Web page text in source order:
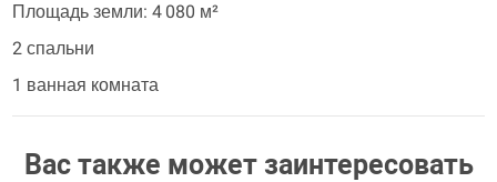
Площадь земли: 4 080 м²
2 спальни
1 ванная комната
Вас также может заинтересовать